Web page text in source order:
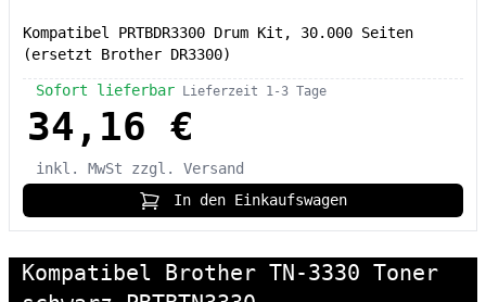
Kompatibel PRTBDR3300 Drum Kit, 30.000 Seiten
(ersetzt Brother DR3300)
Sofort lieferbar Lieferzeit 1-3 Tage
34,16 €
inkl. MwSt
zzgl. Versand
In den Einkaufswagen
Kompatibel Brother TN-3330 Toner